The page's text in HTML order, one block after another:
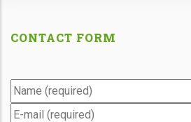
CONTACT FORM